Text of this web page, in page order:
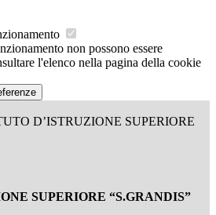
non possono essere
l'elenco nella pagina della cookie
D’ISTRUZIONE SUPERIORE
SUPERIORE “S.GRANDIS”